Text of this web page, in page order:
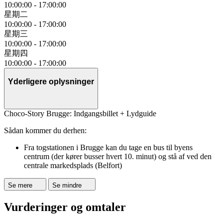
10:00:00 - 17:00:00
星期二
10:00:00 - 17:00:00
星期三
10:00:00 - 17:00:00
星期四
10:00:00 - 17:00:00
Yderligere oplysninger
Choco-Story Brugge: Indgangsbillet + Lydguide
Sådan kommer du derhen:
Fra togstationen i Brugge kan du tage en bus til byens
centrum (der kører busser hvert 10. minut) og stå af ved den
centrale markedsplads (Belfort)
Se mere Se mindre
Vurderinger og omtaler